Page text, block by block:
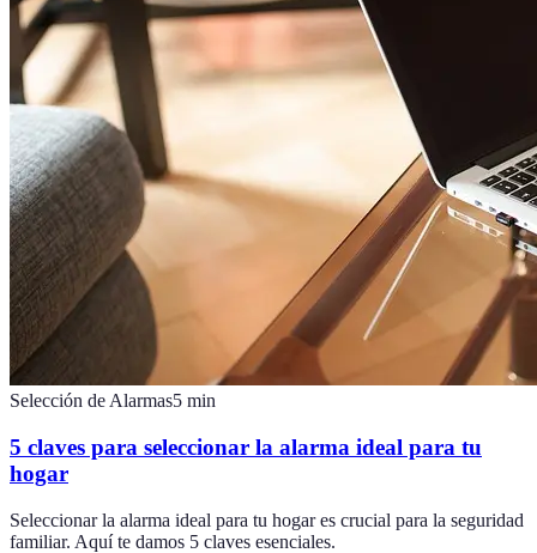
Selección de Alarmas5 min
5 claves para seleccionar la alarma ideal para tu
hogar
Seleccionar la alarma ideal para tu hogar es crucial para la seguridad
familiar. Aquí te damos 5 claves esenciales.